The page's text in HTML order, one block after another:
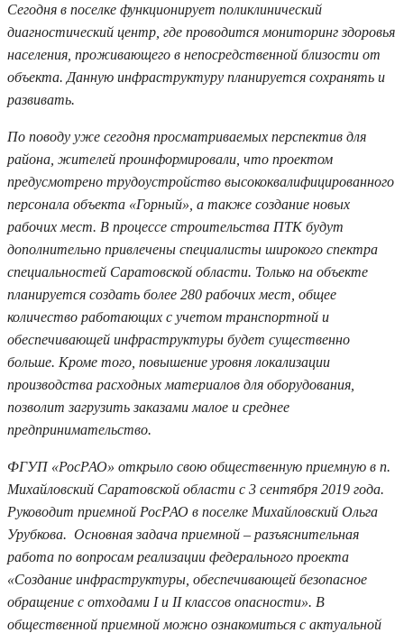
Сегодня в поселке функционирует поликлинический
диагностический центр, где проводится мониторинг здоровья
населения, проживающего в непосредственной близости от
объекта. Данную инфраструктуру планируется сохранять и
развивать.
По поводу уже сегодня просматриваемых перспектив для
района, жителей проинформировали, что проектом
предусмотрено трудоустройство высококвалифицированного
персонала объекта «Горный», а также создание новых
рабочих мест. В процессе строительства ПТК будут
дополнительно привлечены специалисты широкого спектра
специальностей Саратовской области. Только на объекте
планируется создать более 280 рабочих мест, общее
количество работающих с учетом транспортной и
обеспечивающей инфраструктуры будет существенно
больше. Кроме того, повышение уровня локализации
производства расходных материалов для оборудования,
позволит загрузить заказами малое и среднее
предпринимательство.
ФГУП «РосРАО» открыло свою общественную приемную в п.
Михайловский Саратовской области с 3 сентября 2019 года.
Руководит приемной РосРАО в поселке Михайловский Ольга
Урубкова. Основная задача приемной – разъяснительная
работа по вопросам реализации федерального проекта
«Создание инфраструктуры, обеспечивающей безопасное
обращение с отходами I и II классов опасности». В
общественной приемной можно ознакомиться с актуальной